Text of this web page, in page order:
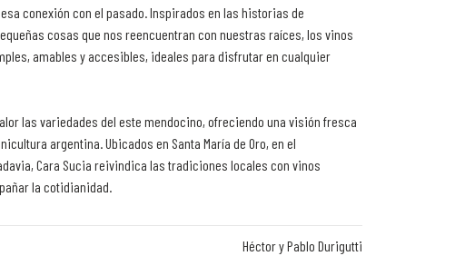
conexión con el pasado. Inspirados en las historias de
cosas que nos reencuentran con nuestras raíces, los vinos
amables y accesibles, ideales para disfrutar en cualquier
las variedades del este mendocino, ofreciendo una visión fresca
argentina. Ubicados en Santa María de Oro, en el
Cara Sucia reivindica las tradiciones locales con vinos
la cotidianidad.
Héctor y Pablo Durigutti